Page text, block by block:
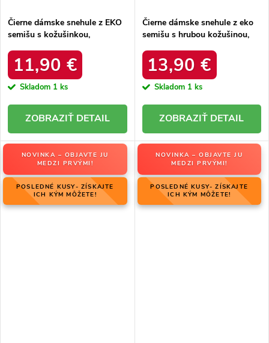
Čierne dámske snehule z EKO
semišu s kožušinkou,
11,90 €
Skladom 1 ks
DETAIL
Čierne dámske snehule z eko
semišu s hrubou kožušinou,
BLACK
13,90 €
Skladom 1 ks
DETAIL
NOVINKA – OBJAVTE JU
MEDZI PRVÝMI!
POSLEDNÉ KUSY- ZÍSKAJTE
ICH KÝM MÔŽETE!
NOVINKA – OBJAVTE JU
MEDZI PRVÝMI!
POSLEDNÉ KUSY- ZÍSKAJTE
ICH KÝM MÔŽETE!